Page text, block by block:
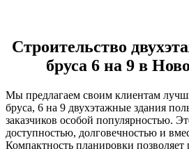
Строительство
бруса 6 на 9 в
Мы предлагаем своим клиентам
бруса, 6 на 9 двухэтажные здания
заказчиков особой популярностью.
доступностью, долговечностью и
Компактность планировки позволяет